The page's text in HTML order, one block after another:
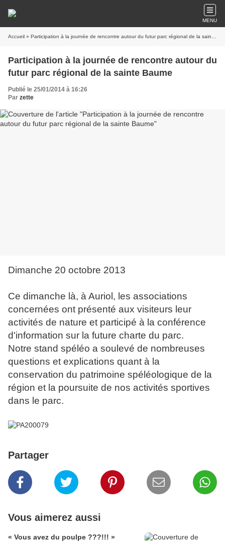
MENU
Accueil » Participation à la journée de rencontre autour du futur parc régional de la sainte Baume
Participation à la journée de rencontre autour du
futur parc régional de la sainte Baume
Publié le 25/01/2014 à 16:26
Par zette
Dimanche 20 octobre 2013
Ce dimanche là, à Auriol, les associations
concernées ont présenté aux visiteurs leur
activités de nature et participé à la conférence
d'information sur la future charte du parc.
Notre stand spéléo a soulevé de nombreuses
questions et explications quant à la
conservation du patrimoine spéléologique de la
région et la poursuite de nos activités sportives
dans le parc.
Partager
Vous aimerez aussi
« Vous avez du poulpe ???!!! »